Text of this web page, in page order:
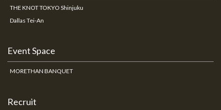
THE KNOT TOKYO Shinjuku
Dallas Tei-An
Event Space
MORETHAN BANQUET
Recruit